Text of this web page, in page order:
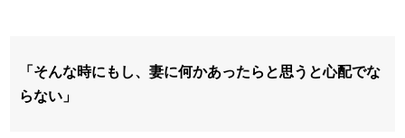
「そんな時にもし、妻に何かあったらと思うと心配でな
らない」